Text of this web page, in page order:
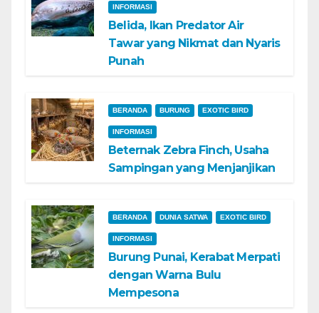
INFORMASI
Belida, Ikan Predator Air
Tawar yang Nikmat dan Nyaris
Punah
BERANDA BURUNG EXOTIC BIRD
INFORMASI
Beternak Zebra Finch, Usaha
Sampingan yang Menjanjikan
BERANDA DUNIA SATWA EXOTIC BIRD
INFORMASI
Burung Punai, Kerabat Merpati
dengan Warna Bulu
Mempesona